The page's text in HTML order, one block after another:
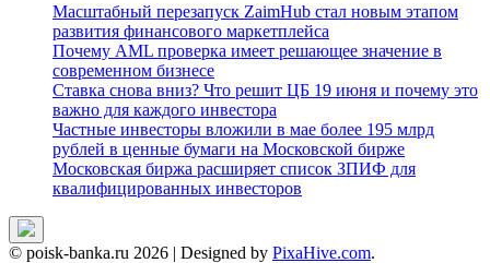
Масштабный перезапуск ZaimHub стал новым этапом
развития финансового маркетплейса
Почему AML проверка имеет решающее значение в
современном бизнесе
Ставка снова вниз? Что решит ЦБ 19 июня и почему это
важно для каждого инвестора
Частные инвесторы вложили в мае более 195 млрд
рублей в ценные бумаги на Московской бирже
Московская биржа расширяет список ЗПИФ для
квалифицированных инвесторов
© poisk-banka.ru 2026 | Designed by PixaHive.com.